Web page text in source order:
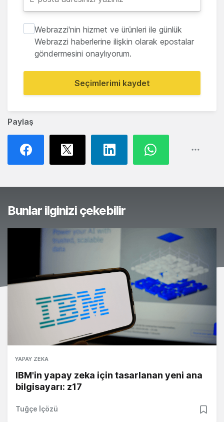
Paylaş
Webrazzi'nin hizmet ve ürünleri ile günlük
Webrazzi haberlerine ilişkin olarak epostalar
göndermesini onaylıyorum.
Seçimlerimi kaydet
Bunlar ilginizi çekebilir
YAPAY ZEKA
IBM'in yapay zeka için tasarlanan yeni ana
bilgisayarı: z17
Tuğçe İçözü